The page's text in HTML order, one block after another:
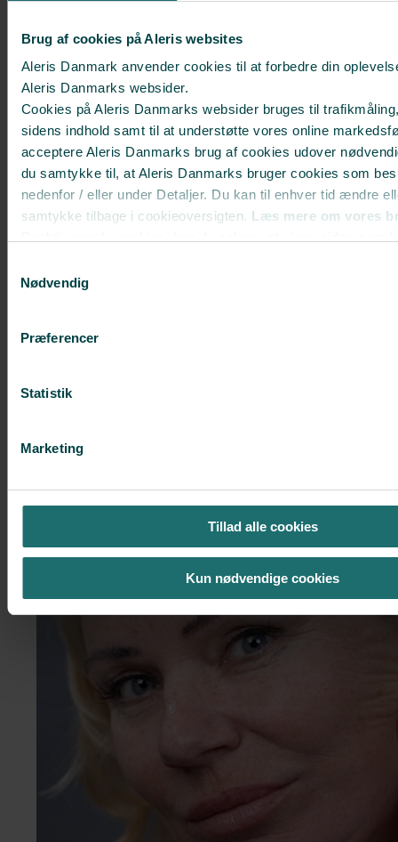
Brug af cookies på Aleris websites
Aleris Danmark anvender cookies til at forbedre din
Aleris Danmarks websider.
Cookies på Aleris Danmarks websider bruges til
sidens indhold samt til at understøtte vores online
acceptere Aleris Danmarks brug af cookies udover
du samtykke til, at Aleris Danmarks bruger cookies som
nedenfor / eller under Detaljer. Du kan til enhver tid ændre
samtykke tilbage i cookieoversigten. Læs mere om vores
Nødvendig
Præferencer
Statistik
Marketing
Tillad alle cookies
Kun nødvendige cookies
Gitte Moulin har fået et Deep
plastikkirurger ...